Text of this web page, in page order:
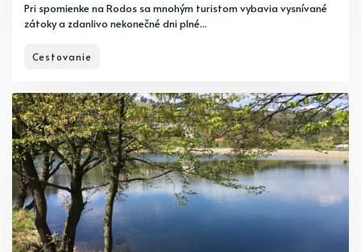
Pri spomienke na Rodos sa mnohým turistom vybavia vysnívané
zátoky a zdanlivo nekonečné dni plné...
Cestovanie